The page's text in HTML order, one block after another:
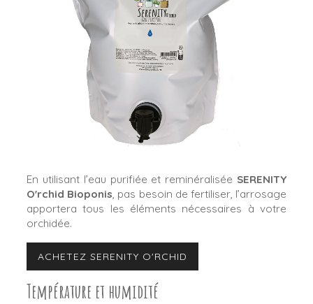
En utilisant l’eau purifiée et reminéralisée SERENITY
O'rchid Bioponis, pas besoin de fertiliser, l’arrosage
apportera tous les éléments nécessaires à votre
orchidée.
ACHETEZ SERENITY O'RCHID
Température et humidité